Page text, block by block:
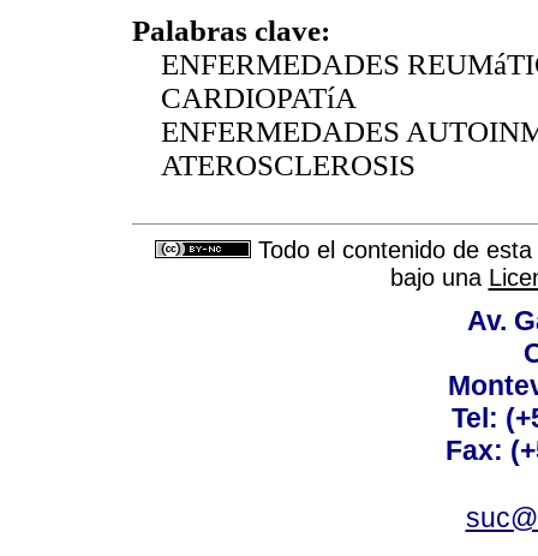
Palabras clave:
ENFERMEDADES
CARDIOPATíA
ENFERMEDADES
ATEROSCLEROSIS
Todo el contenido de
bajo una
Av.
Tel:
Fax: